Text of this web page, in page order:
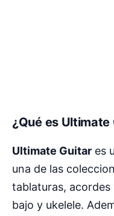
¿Qué es Ultimate
Ultimate Guitar es
una de las
tablaturas,
bajo y ukelele.